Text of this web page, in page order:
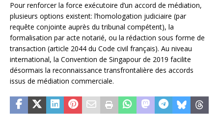
Pour renforcer la force exécutoire d’un accord de médiation,
plusieurs options existent: l’homologation judiciaire (par
requête conjointe auprès du tribunal compétent), la
formalisation par acte notarié, ou la rédaction sous forme de
transaction (article 2044 du Code civil français). Au niveau
international, la Convention de Singapour de 2019 facilite
désormais la reconnaissance transfrontalière des accords
issus de médiation commerciale.